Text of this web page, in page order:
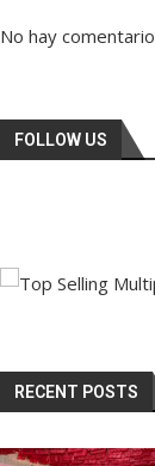
No hay
FOLLOW US
RECENT POSTS